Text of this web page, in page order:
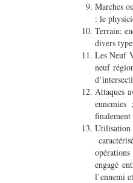
Marches
: le
Terrain:
divers
Les Neuf
neuf
Attaques
finalement
Utilisation
engagé
l’ennemi